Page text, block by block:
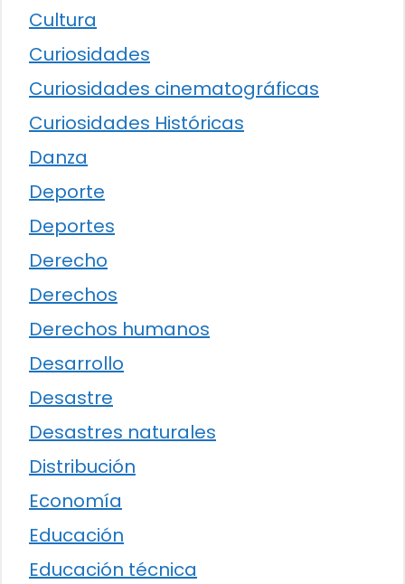
Cultura
Curiosidades
Curiosidades cinematográficas
Curiosidades Históricas
Danza
Deporte
Deportes
Derecho
Derechos
Derechos humanos
Desarrollo
Desastre
Desastres naturales
Distribución
Economía
Educación
Educación técnica